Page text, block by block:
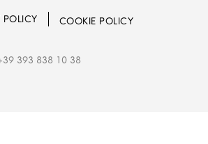
POLICY COOKIE POLICY
393 838 10 38